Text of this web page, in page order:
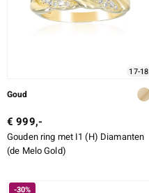
17-18
Goud
€ 999,-
Gouden ring met I1 (H) Diamanten
(de Melo Gold)
-30%